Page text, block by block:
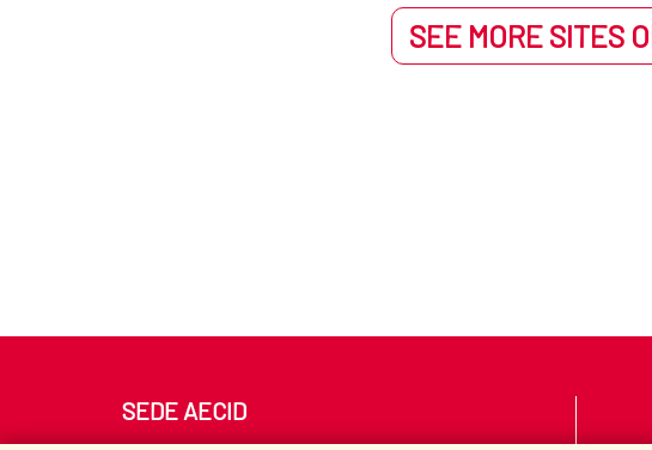
SEE MORE SITES
SEDE AECID